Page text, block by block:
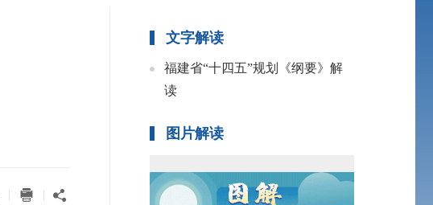
 
文字解读
福建省“十四五”规划《纲要》解
读
图片解读